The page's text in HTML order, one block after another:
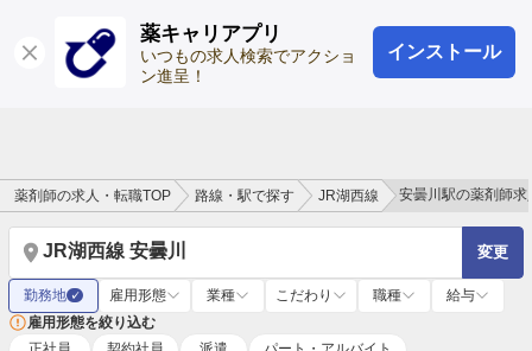
薬キャリアプリ
いつもの求人検索でアクショ
ン進呈！
インストール
ログイン 会員登録
薬剤師の求人・転職TOP 路線・駅で探す JR湖西線 安曇川駅の薬剤師求
JR湖西線 安曇川 変更
勤務地 ✓ 雇用形態 業種 こだわり 職種
給与
雇用形態を絞り込む